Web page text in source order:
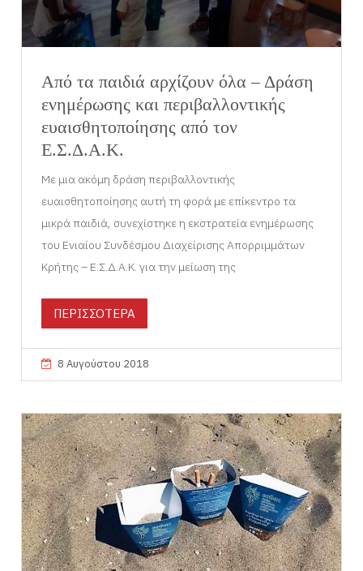
Από τα παιδιά αρχίζουν όλα – Δράση
ενημέρωσης και περιβαλλοντικής
ευαισθητοποίησης από τον
Ε.Σ.Δ.Α.Κ.
Με μια ακόμη δράση περιβαλλοντικής
ευαισθητοποίησης αυτή τη φορά με επίκεντρο τα
μικρά παιδιά, συνεχίστηκε η εκστρατεία ενημέρωσης
του Ενιαίου Συνδέσμου Διαχείρισης Απορριμμάτων
Κρήτης – Ε.Σ.Δ.Α.Κ. για την μείωση της
ΠΕΡΙΣΣΟΤΕΡΑ
8 Αυγούστου 2018